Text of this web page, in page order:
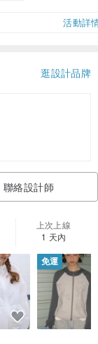
活動詳
逛設計品牌
聯絡設計師
上次上線
1 天內
免運